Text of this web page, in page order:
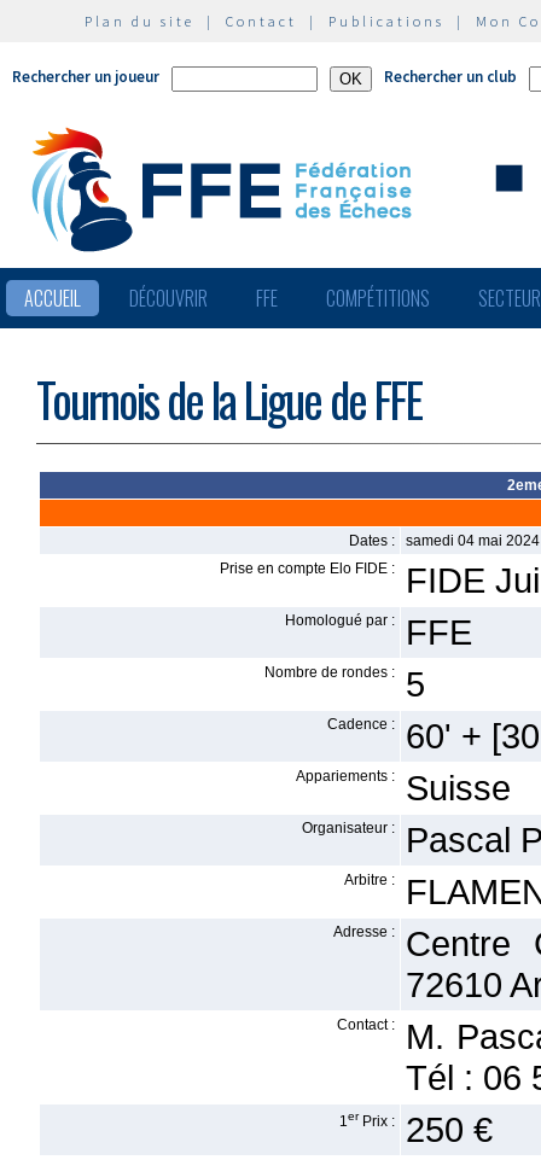
Plan du site | Contact | Publications | Mon
Rechercher un joueur Rechercher un club
ACCUEIL DÉCOUVRIR FFE COMPÉTITIONS
Tournois de la Ligue de FFE
Dates :
samedi 04 mai
Prise en compte Elo FIDE :
FIDE
Homologué par : FFE
Nombre de rondes : 5
Cadence : 60' +
Appariements : Suisse
Organisateur : Pascal
Arbitre :
Adresse :
Centre
72610
Contact :
M.
Tél : 06
1er Prix : 250 €